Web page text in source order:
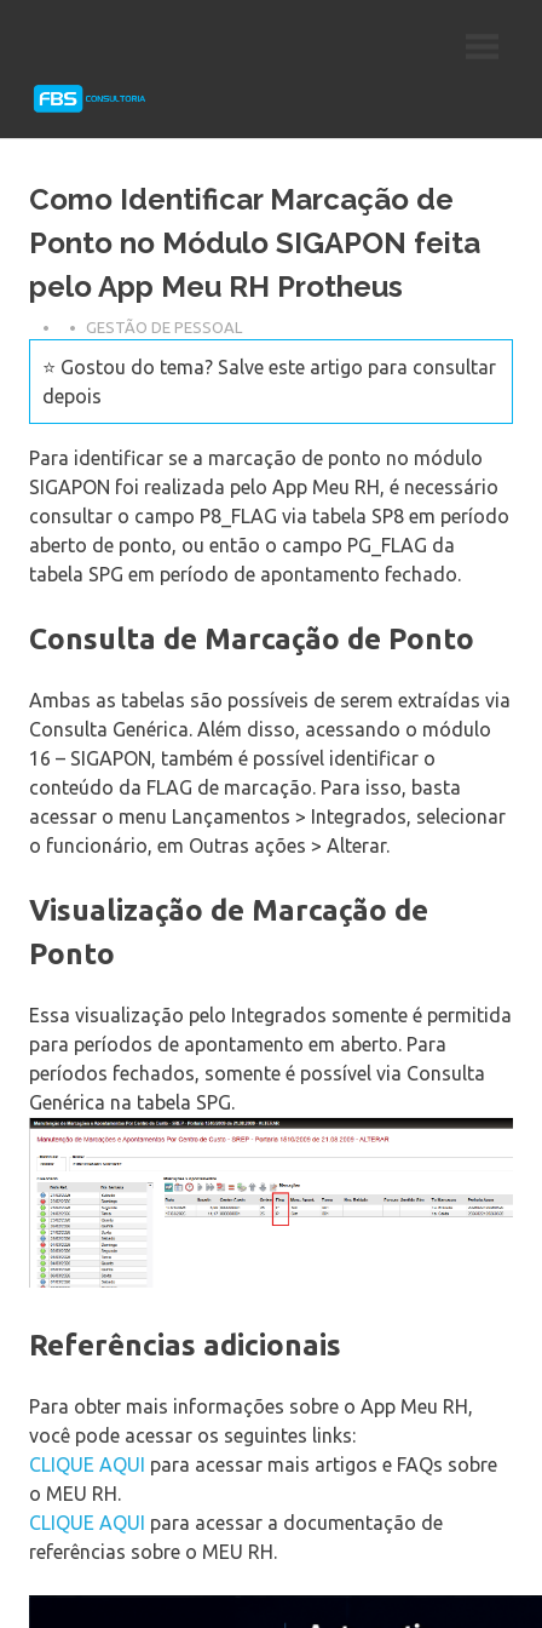
Protheus
Como Identificar Marcação de
Ponto no Módulo SIGAPON feita
pelo App Meu RH Protheus
GESTÃO DE PESSOAL
⭐ Gostou do tema? Salve este artigo para consultar
depois
Para identificar se a marcação de ponto no módulo
SIGAPON foi realizada pelo App Meu RH, é necessário
consultar o campo P8_FLAG via tabela SP8 em período
aberto de ponto, ou então o campo PG_FLAG da
tabela SPG em período de apontamento fechado.
Consulta de Marcação de Ponto
Ambas as tabelas são possíveis de serem extraídas via
Consulta Genérica. Além disso, acessando o módulo
16 – SIGAPON, também é possível identificar o
conteúdo da FLAG de marcação. Para isso, basta
acessar o menu Lançamentos > Integrados, selecionar
o funcionário, em Outras ações > Alterar.
Visualização de Marcação de
Ponto
Essa visualização pelo Integrados somente é permitida
para períodos de apontamento em aberto. Para
períodos fechados, somente é possível via Consulta
Genérica na tabela SPG.
Referências adicionais
Para obter mais informações sobre o App Meu RH,
você pode acessar os seguintes links:
CLIQUE AQUI para acessar mais artigos e FAQs sobre
o MEU RH.
CLIQUE AQUI para acessar a documentação de
referências sobre o MEU RH.